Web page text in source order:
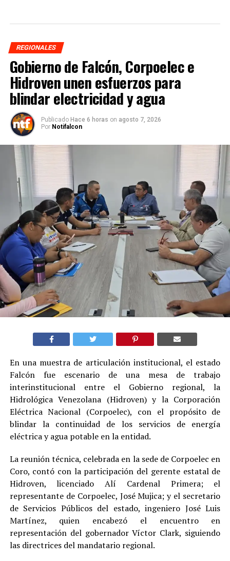
REGIONALES
Gobierno de Falcón, Corpoelec e
Hidroven unen esfuerzos para
blindar electricidad y agua
Publicado Hace 6 horas on agosto 7, 2026
Por Notifalcon
En una muestra de articulación institucional, el estado
Falcón fue escenario de una mesa de trabajo
interinstitucional entre el Gobierno regional, la
Hidrológica Venezolana (Hidroven) y la Corporación
Eléctrica Nacional (Corpoelec), con el propósito de
blindar la continuidad de los servicios de energía
eléctrica y agua potable en la entidad.
La reunión técnica, celebrada en la sede de Corpoelec en
Coro, contó con la participación del gerente estatal de
Hidroven, licenciado Alí Cardenal Primera; el
representante de Corpoelec, José Mujica; y el secretario
de Servicios Públicos del estado, ingeniero José Luis
Martínez, quien encabezó el encuentro en
representación del gobernador Víctor Clark, siguiendo
las directrices del mandatario regional.